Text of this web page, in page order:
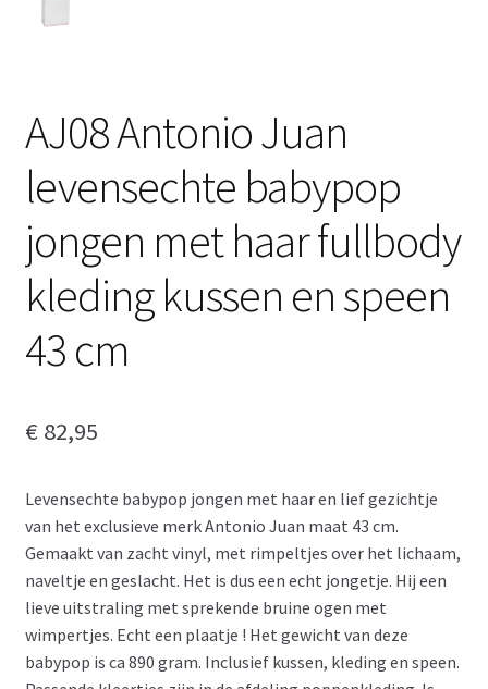
AJ08 Antonio Juan
levensechte babypop
jongen met haar fullbody
kleding kussen en speen
43 cm
€ 82,95
Levensechte babypop jongen met haar en lief gezichtje
van het exclusieve merk Antonio Juan maat 43 cm.
Gemaakt van zacht vinyl, met rimpeltjes over het lichaam,
naveltje en geslacht. Het is dus een echt jongetje. Hij een
lieve uitstraling met sprekende bruine ogen met
wimpertjes. Echt een plaatje ! Het gewicht van deze
babypop is ca 890 gram. Inclusief kussen, kleding en speen.